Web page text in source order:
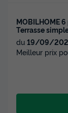
MOBILHOME
Terrasse
du 19/09/
Meilleur prix